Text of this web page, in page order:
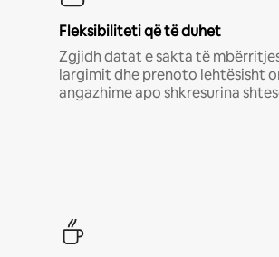
Fleksibiliteti që të duhet
Zgjidh datat e sakta të
largimit dhe prenoto lehtësisht
angazhime apo shkresurina